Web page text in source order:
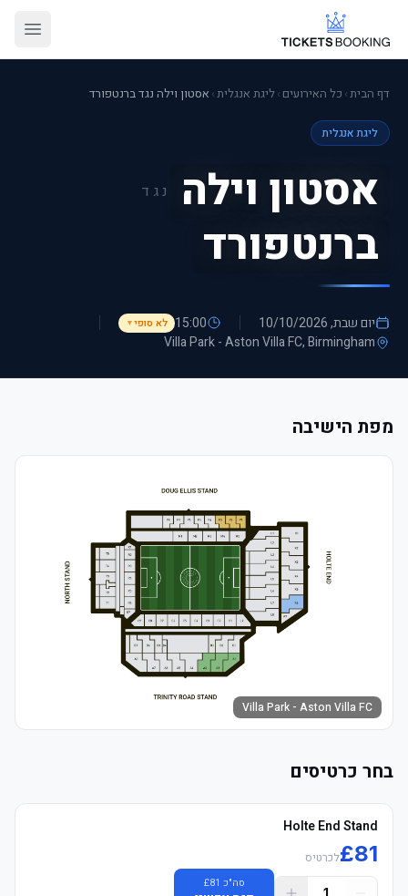
דף הבית› כל האירועים ›ליגת אנגלית› אסטון וילה נגד ברנטפורד
ליגת אנגלית
אסטון וילה נגד
ברנטפורד
יום שבת, 10/10/2026 15:00 לא סופי▼
Villa Park - Aston Villa FC, Birmingham
מפת הישיבה
Villa Park - Aston Villa FC
בחר כרטיסים
Holte End Stand
£81 לכרטיס
1
סה"כ £81